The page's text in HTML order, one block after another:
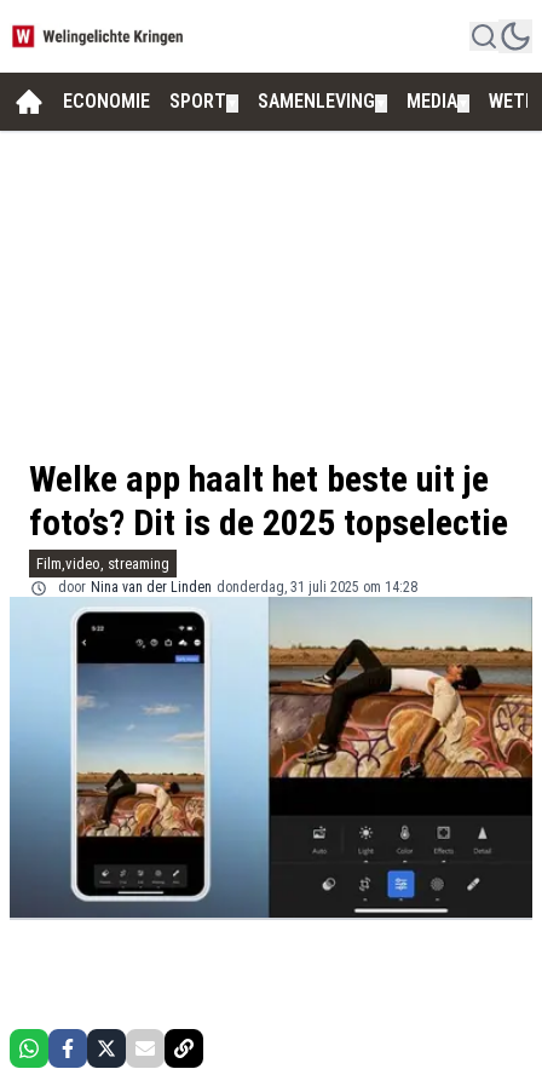
ECONOMIE SPORT SAMENLEVING MEDIA
Welke app haalt het beste uit je
foto’s? Dit is de 2025 topselectie
Film,video, streaming
door Nina van der Linden donderdag, 31 juli 2025 om 14:28